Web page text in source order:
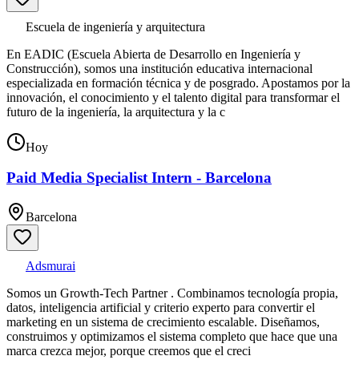
Escuela de ingeniería y arquitectura
En EADIC (Escuela Abierta de Desarrollo en Ingeniería y
Construcción), somos una institución educativa internacional
especializada en formación técnica y de posgrado. Apostamos por la
innovación, el conocimiento y el talento digital para transformar el
futuro de la ingeniería, la arquitectura y la c
Hoy
Paid Media Specialist Intern - Barcelona
Barcelona
Adsmurai
Somos un Growth-Tech Partner . Combinamos tecnología propia,
datos, inteligencia artificial y criterio experto para convertir el
marketing en un sistema de crecimiento escalable. Diseñamos,
construimos y optimizamos el sistema completo que hace que una
marca crezca mejor, porque creemos que el creci